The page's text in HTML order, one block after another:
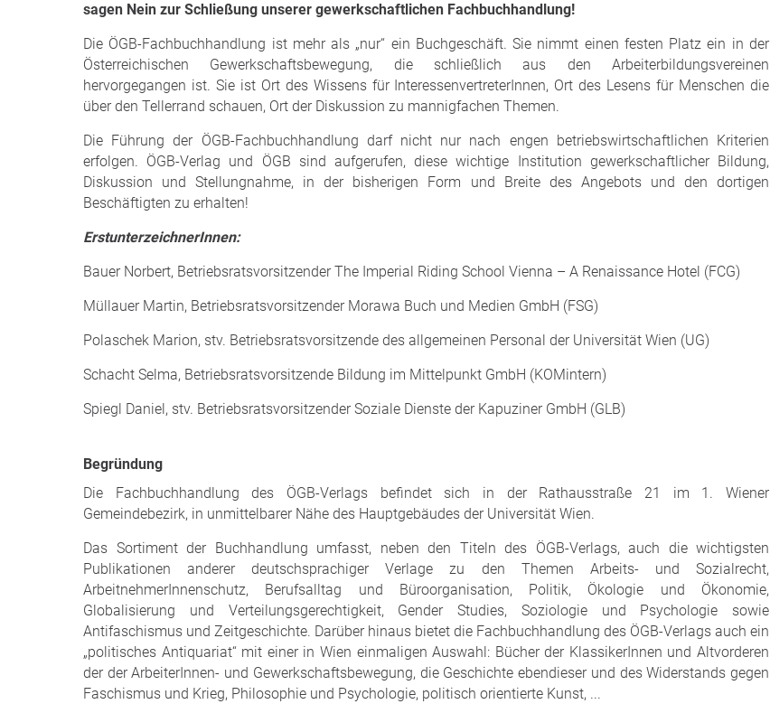
sagen Nein zur Schließung unserer gewerkschaftlichen Fachbuchhandlung!
Die ÖGB-Fachbuchhandlung ist mehr als „nur“ ein Buchgeschäft. Sie nimmt einen festen Platz ein in der
Österreichischen Gewerkschaftsbewegung, die schließlich aus den Arbeiterbildungsvereinen
hervorgegangen ist. Sie ist Ort des Wissens für InteressenvertreterInnen, Ort des Lesens für Menschen die
über den Tellerrand schauen, Ort der Diskussion zu mannigfachen Themen.
Die Führung der ÖGB-Fachbuchhandlung darf nicht nur nach engen betriebswirtschaftlichen Kriterien
erfolgen. ÖGB-Verlag und ÖGB sind aufgerufen, diese wichtige Institution gewerkschaftlicher Bildung,
Diskussion und Stellungnahme, in der bisherigen Form und Breite des Angebots und den dortigen
Beschäftigten zu erhalten!
ErstunterzeichnerInnen:
Bauer Norbert, Betriebsratsvorsitzender The Imperial Riding School Vienna – A Renaissance Hotel (FCG)
Müllauer Martin, Betriebsratsvorsitzender Morawa Buch und Medien GmbH (FSG)
Polaschek Marion, stv. Betriebsratsvorsitzende des allgemeinen Personal der Universität Wien (UG)
Schacht Selma, Betriebsratsvorsitzende Bildung im Mittelpunkt GmbH (KOMintern)
Spiegl Daniel, stv. Betriebsratsvorsitzender Soziale Dienste der Kapuziner GmbH (GLB)
Begründung
Die Fachbuchhandlung des ÖGB-Verlags befindet sich in der Rathausstraße 21 im 1. Wiener
Gemeindebezirk, in unmittelbarer Nähe des Hauptgebäudes der Universität Wien.
Das Sortiment der Buchhandlung umfasst, neben den Titeln des ÖGB-Verlags, auch die wichtigsten
Publikationen anderer deutschsprachiger Verlage zu den Themen Arbeits- und Sozialrecht,
ArbeitnehmerInnenschutz, Berufsalltag und Büroorganisation, Politik, Ökologie und Ökonomie,
Globalisierung und Verteilungsgerechtigkeit, Gender Studies, Soziologie und Psychologie sowie
Antifaschismus und Zeitgeschichte. Darüber hinaus bietet die Fachbuchhandlung des ÖGB-Verlags auch ein
„politisches Antiquariat“ mit einer in Wien einmaligen Auswahl: Bücher der KlassikerInnen und Altvorderen
der der ArbeiterInnen- und Gewerkschaftsbewegung, die Geschichte ebendieser und des Widerstands gegen
Faschismus und Krieg, Philosophie und Psychologie, politisch orientierte Kunst, ...